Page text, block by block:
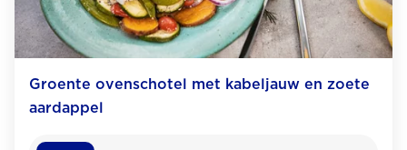
Groente ovenschotel met kabeljauw en zoete
aardappel